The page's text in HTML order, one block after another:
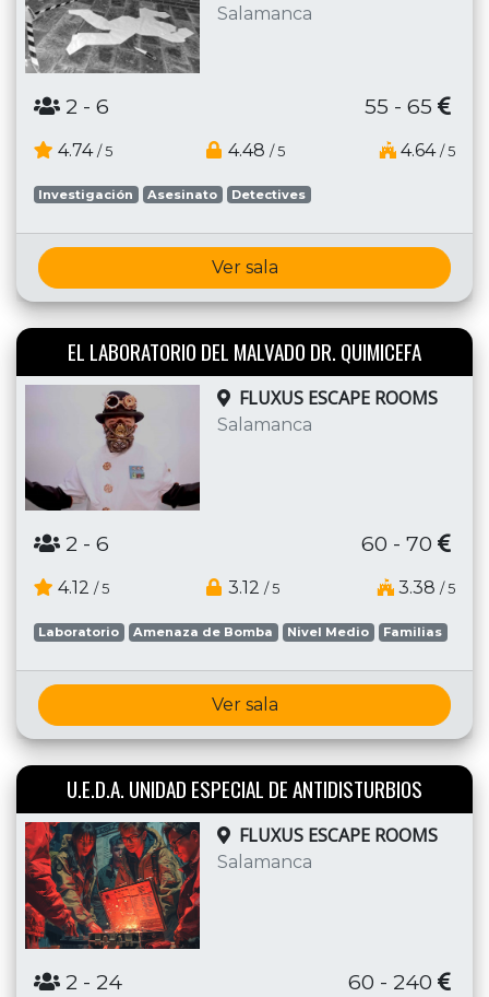
Salamanca
2 - 6 55 - 65
4.74 / 5 4.48 / 5 4.64 / 5
Investigación Asesinato Detectives
Ver sala
EL LABORATORIO DEL MALVADO DR. QUIMICEFA
FLUXUS ESCAPE ROOMS
Salamanca
2 - 6 60 - 70
4.12 / 5 3.12 / 5 3.38 / 5
Laboratorio Amenaza de Bomba Nivel Medio Familias
Ver sala
U.E.D.A. UNIDAD ESPECIAL DE ANTIDISTURBIOS
FLUXUS ESCAPE ROOMS
Salamanca
2 - 24 60 - 240